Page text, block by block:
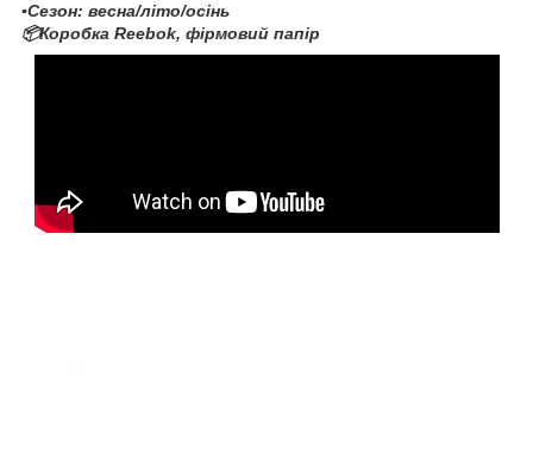
▪️Сезон: весна/літо/осінь
📦Коробка Reebok, фірмовий папір